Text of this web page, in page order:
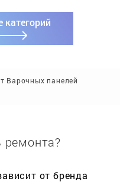
категорий
Варочных панелей
ремонта?
от бренда